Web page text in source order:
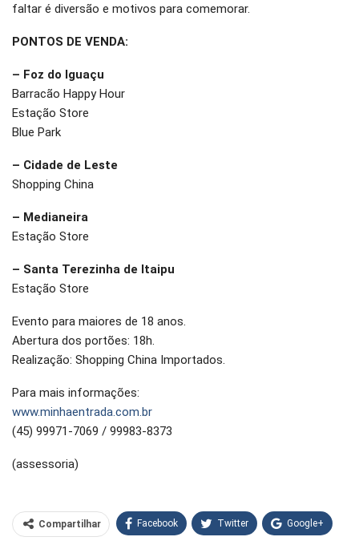
faltar é diversão e motivos para comemorar.
PONTOS DE VENDA:
– Foz do Iguaçu
Barracão Happy Hour
Estação Store
Blue Park
– Cidade de Leste
Shopping China
– Medianeira
Estação Store
– Santa Terezinha de Itaipu
Estação Store
Evento para maiores de 18 anos.
Abertura dos portões: 18h.
Realização: Shopping China Importados.
Para mais informações:
www.minhaentrada.com.br
(45) 99971-7069 / 99983-8373
(assessoria)
Compartilhar Facebook Twitter Google+